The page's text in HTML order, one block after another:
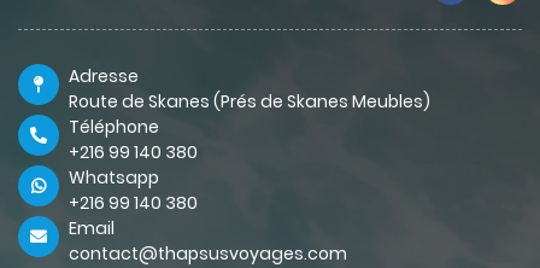
Adresse
Route de Skanes (Prés de Skanes Meubles)
Téléphone
+216 99 140 380
Whatsapp
+216 99 140 380
Email
contact@thapsusvoyages.com